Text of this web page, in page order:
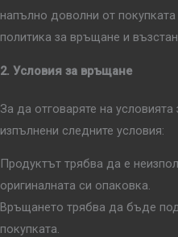
напълно доволни от
политика за връщане и
2. Условия за връщане
За да отговаряте на
изпълнени следните условия:
Продуктът трябва да е
оригиналната си опаковка.
Връщането трябва да бъде
покупката.